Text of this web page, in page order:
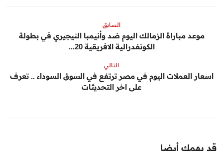
السابق
موعد مباراة الزمالك اليوم ضد وأنيمبا النيجيري في بطولة
الكونفدرالية الافريقية 20...
التالي
اسعار العملات اليوم في مصر ترتفع في السوق السوداء .. تعرف
على اخر التحديثات
قد يهمك أيضا